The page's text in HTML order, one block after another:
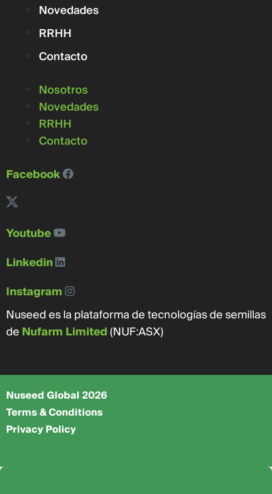
Novedades
RRHH
Contacto
Nosotros
Novedades
RRHH
Contacto
Facebook
Youtube
Linkedin
Instagram
Nuseed es la plataforma de tecnologías de semillas
deNufarm Limited(NUF:ASX)
Nuseed Global 2026
Terms & Conditions
Privacy Policy